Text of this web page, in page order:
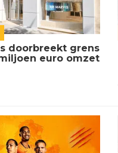
doorbreekt grens
euro omzet